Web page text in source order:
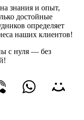
знания и опыт,
достойные
определяет
наших клиентов!
с нуля — без